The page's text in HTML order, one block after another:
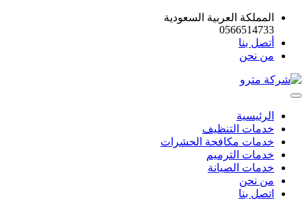
المملكة العربية السعودية
0566514733
أتصل بنا
من نحن
الرئيسية
خدمات التنظيف
خدمات مكافحة الحشرات
خدمات الترميم
خدمات الصيانة
من نحن
اتصل بنا